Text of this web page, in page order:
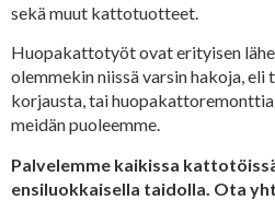
sekä muut kattotuotteet.
Huopakattotyöt ovat erityisen
olemmekin niissä varsin hakoja,
korjausta, tai
meidän puoleemme.
Palvelemme kaikissa
ensiluokkaisella taidolla. Ota